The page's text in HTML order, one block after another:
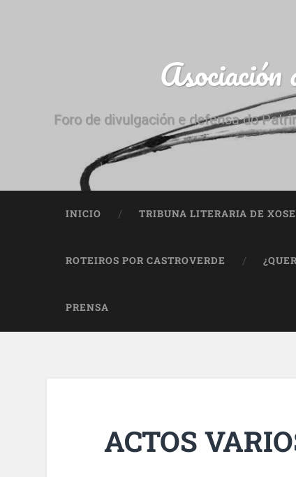
Foro de divulgación e defensa do
INICIO TRIBUNA LITERARIA DE
ROTEIROS POR CASTROVERDE
PRENSA
ACTOS